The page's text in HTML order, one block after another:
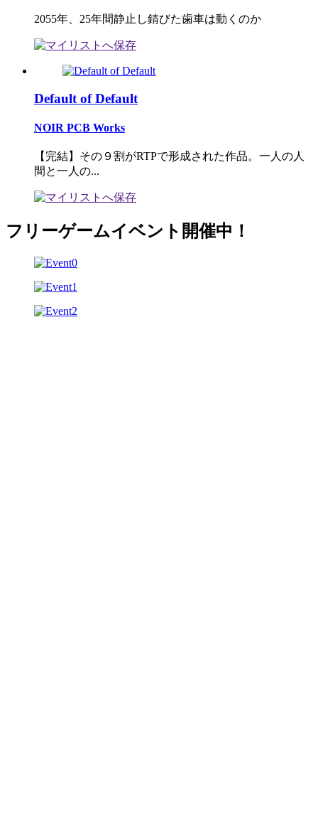
2055年、25年間静止し錆びた歯車は動くのか
Default of Default
NOIR PCB Works
【完結】その９割がRTPで形成された作品。一人の人
間と一人の...
フリーゲームイベント開催中！